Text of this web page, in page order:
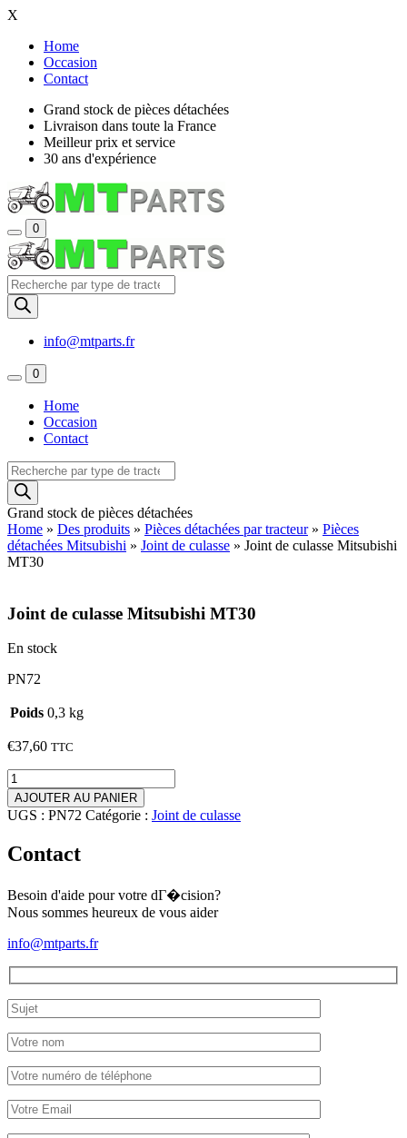
X
Home
Occasion
Contact
Grand stock de pièces détachées
Livraison dans toute la France
Meilleur prix et service
30 ans d'expérience
0
Recherche
de
produits
info@mtparts.fr
0
Home
Occasion
Contact
Recherche
de
produits
Grand stock de pièces détachées
Home » Des produits » Pièces détachées par tracteur» Pièces
détachées Mitsubishi » Joint de culasse » Joint de culasse Mitsubishi
MT30
Joint de culasse Mitsubishi MT30
En stock
PN72
Poids 0,3 kg
€37,60 TTC
quantité
de
Joint
de
Mitsubishi
AJOUTER AU PANIER
UGS : PN72 Catégorie : Joint de culasse
Contact
Besoin d'aide pour votre dГ�cision?
Nous sommes heureux de vous aider
info@mtparts.fr